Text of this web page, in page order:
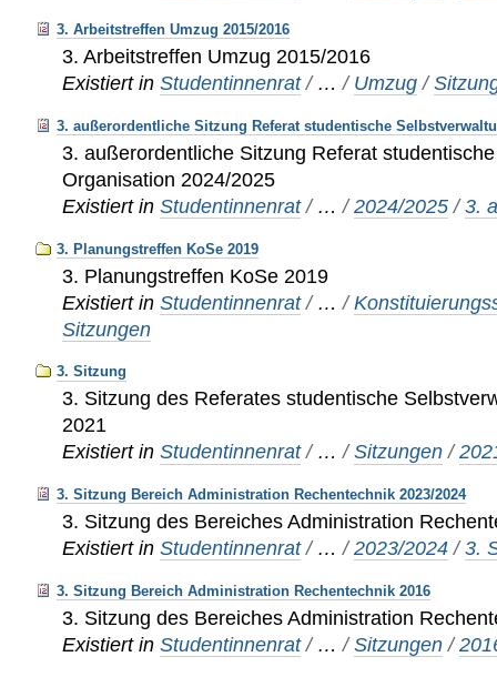
3. Arbeitstreffen Umzug 2015/2016
3. Arbeitstreffen Umzug 2015/2016
Existiert in Studentinnenrat / …/ Umzug /
3. außerordentliche Sitzung Referat studentische
3. außerordentliche Sitzung Referat
Organisation 2024/2025
Existiert in Studentinnenrat / …/2024/2025 /3.
3. Planungstreffen KoSe 2019
3. Planungstreffen KoSe 2019
Existiert in Studentinnenrat / …/
Sitzungen
3. Sitzung
3. Sitzung des Referates studentische
2021
Existiert in Studentinnenrat / …/Sitzungen /
3. Sitzung Bereich Administration Rechentechnik 2023/2024
3. Sitzung des Bereiches Administration
Existiert in Studentinnenrat / …/2023/2024 /3.
3. Sitzung Bereich Administration Rechentechnik 2016
3. Sitzung des Bereiches Administration
Existiert in Studentinnenrat / …/Sitzungen /